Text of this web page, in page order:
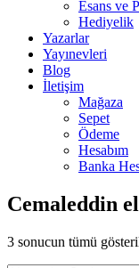
Esans ve
Hediyelik
Yazarlar
Yayınevleri
Blog
İletişim
Mağaza
Sepet
Ödeme
Hesabım
Banka
Cemaleddin
3 sonucun tümü